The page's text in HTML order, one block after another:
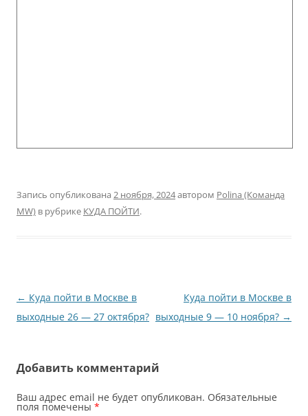
Запись опубликована 2 ноября, 2024автором Polina (Команда
MW) в рубрике КУДА ПОЙТИ.
Навигация
по
← Куда пойти в Москве в
выходные 26 — 27 октября?
Куда пойти в Москве в
выходные 9 — 10 ноября? →
Добавить комментарий
Ваш адрес email не будет опубликован. Обязательные
поля помечены *